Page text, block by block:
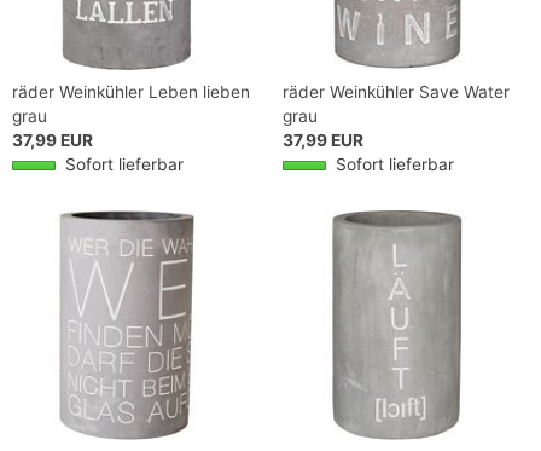
räder Weinkühler Leben lieben
grau
37,99 EUR
Sofort lieferbar
räder Weinkühler Save Water
grau
37,99 EUR
Sofort lieferbar